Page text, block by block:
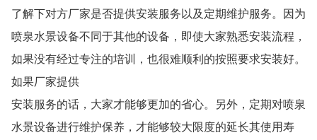
了解下对方厂家是否提供安装服务以及定期维护服务。因为
喷泉水景设备不同于其他的设备，即使大家熟悉安装流程，
如果没有经过专注的培训，也很难顺利的按照要求安装好。
如果厂家提供
安装服务的话，大家才能够更加的省心。另外，定期对喷泉
水景设备进行维护保养，才能够较大限度的延长其使用寿